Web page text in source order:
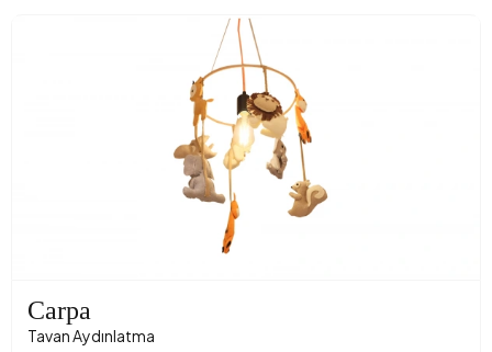
Carpa
Tavan Aydınlatma